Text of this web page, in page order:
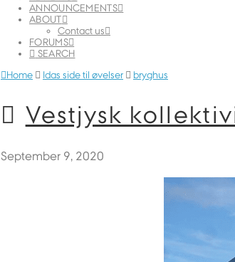
ANNOUNCEMENTS
ABOUT
Contact us
FORUMS
SEARCH
Home
Idas side til øvelser bryghus
Vestjysk
September 9, 2020